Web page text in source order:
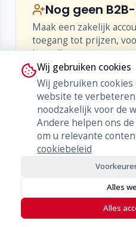
signaalverwerking
achtergrondgeluiden
akoestische feedback,
consistente en
ervaring.
Geïntegreerde
hoortoestellen
Een belangrijk
Hearing Loop (AFILS)
bezoekers met een
medewerker perfect
de meegeleverde
balie voldoet direct aan
Nog geen
Maak een zakelijk
toegang tot prijzen,
bestellen.
•Inzicht in netto-
Live voorraad en
Bestellen,
Word klant
Wij gebruiken cookies
Wij gebruiken
website te
noodzakelijk voor de
Andere helpen ons
om u relevante
cookiebeleid
Alles
Alles